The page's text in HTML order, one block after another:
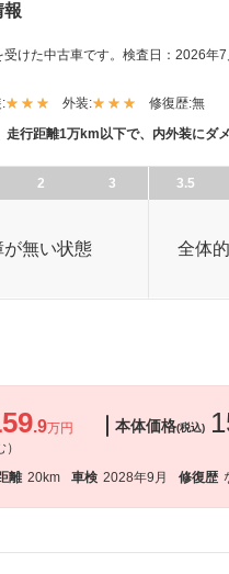
報
けた中古車です。 検査日：2026年7
外装: 修復歴:無
行距離1万km以下で、内外装にダ
2 3 3.5
が無い状態 全体
.9万円
本体価格(税込)
離 20km 車検 2028年9月 修復歴